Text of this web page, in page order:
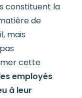
constituent la
de
mais
cette
employés
à leur